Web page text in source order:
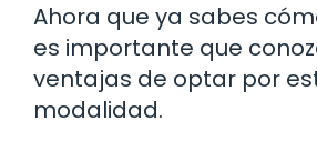
Ahora que ya sabes
es importante que
ventajas de optar por
modalidad.